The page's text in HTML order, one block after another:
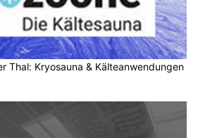
Thal: Kryosauna & Kälteanwendungen